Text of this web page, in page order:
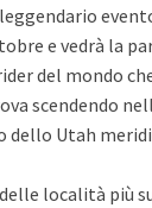
e vedrà la
del mondo
scendendo
dello Utah
località più